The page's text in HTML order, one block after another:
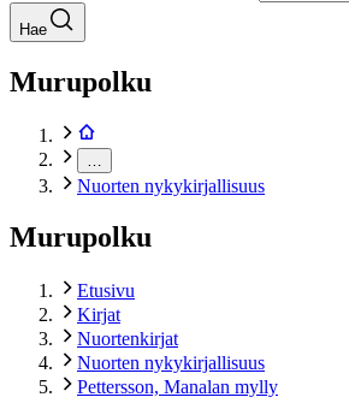
Hae
Murupolku
Nuorten nykykirjallisuus
Murupolku
Etusivu
Kirjat
Nuortenkirjat
Nuorten nykykirjallisuus
Pettersson, Manalan mylly